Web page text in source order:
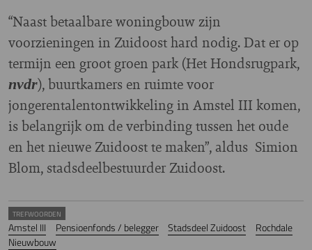
“Naast betaalbare woningbouw zijn
voorzieningen in Zuidoost hard nodig. Dat er op
termijn een groot groen park (Het Hondsrugpark,
nvdr), buurtkamers en ruimte voor
jongerentalentontwikkeling in Amstel III komen,
is belangrijk om de verbinding tussen het oude
en het nieuwe Zuidoost te maken”, aldus Simion
Blom, stadsdeelbestuurder Zuidoost.
TREFWOORDEN
Amstel III Pensioenfonds / belegger Stadsdeel Zuidoost
Rochdale
Nieuwbouw